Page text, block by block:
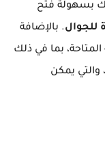
بسهولة فتح
للجوال. بالإضافة
بما في ذلك
والتي يمكن